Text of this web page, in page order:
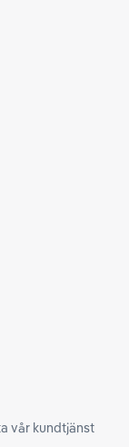
vår kundtjänst